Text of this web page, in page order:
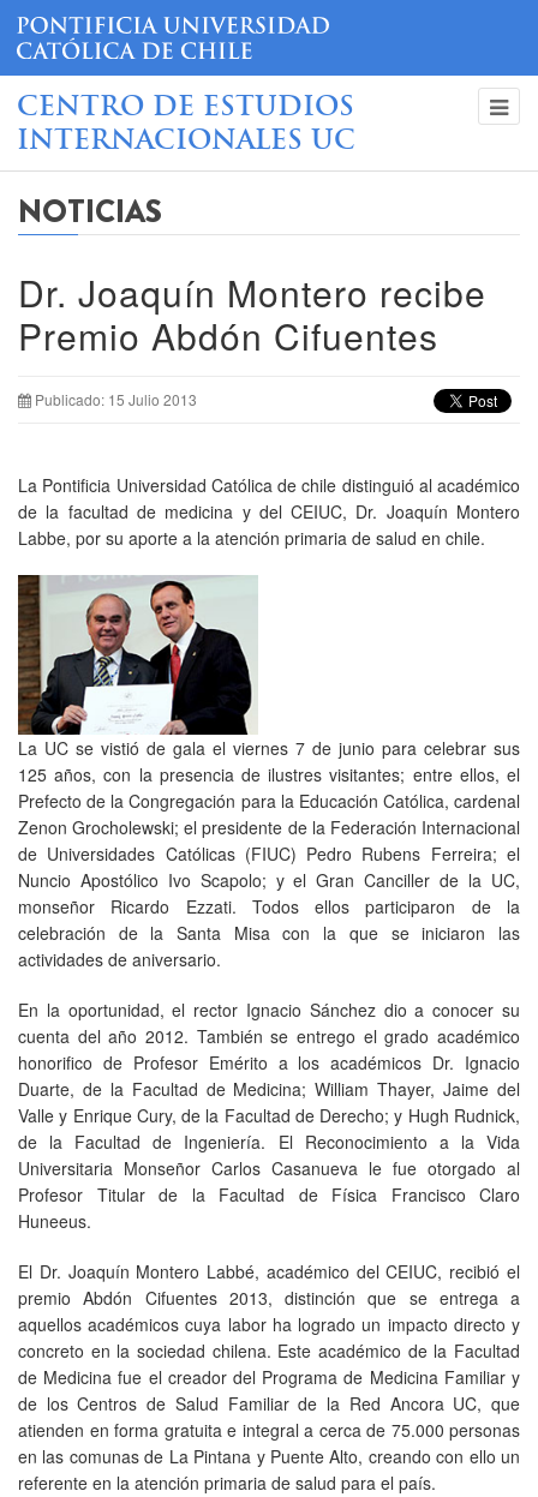
CENTRO DE ESTUDIOS
INTERNACIONALES UC
NOTICIAS
Dr. Joaquín Montero recibe
Premio Abdón Cifuentes
Publicado: 15 Julio 2013
La Pontificia Universidad Católica de chile distinguió al académico
de la facultad de medicina y del CEIUC, Dr. Joaquín Montero
Labbe, por su aporte a la atención primaria de salud en chile.
La UC se vistió de gala el viernes 7 de junio para celebrar sus
125 años, con la presencia de ilustres visitantes; entre ellos, el
Prefecto de la Congregación para la Educación Católica, cardenal
Zenon Grocholewski; el presidente de la Federación Internacional
de Universidades Católicas (FIUC) Pedro Rubens Ferreira; el
Nuncio Apostólico Ivo Scapolo; y el Gran Canciller de la UC,
monseñor Ricardo Ezzati. Todos ellos participaron de la
celebración de la Santa Misa con la que se iniciaron las
actividades de aniversario.
En la oportunidad, el rector Ignacio Sánchez dio a conocer su
cuenta del año 2012. También se entrego el grado académico
honorifico de Profesor Emérito a los académicos Dr. Ignacio
Duarte, de la Facultad de Medicina; William Thayer, Jaime del
Valle y Enrique Cury, de la Facultad de Derecho; y Hugh Rudnick,
de la Facultad de Ingeniería. El Reconocimiento a la Vida
Universitaria Monseñor Carlos Casanueva le fue otorgado al
Profesor Titular de la Facultad de Física Francisco Claro
Huneeus.
El Dr. Joaquín Montero Labbé, académico del CEIUC, recibió el
premio Abdón Cifuentes 2013, distinción que se entrega a
aquellos académicos cuya labor ha logrado un impacto directo y
concreto en la sociedad chilena. Este académico de la Facultad
de Medicina fue el creador del Programa de Medicina Familiar y
de los Centros de Salud Familiar de la Red Ancora UC, que
atienden en forma gratuita e integral a cerca de 75.000 personas
en las comunas de La Pintana y Puente Alto, creando con ello un
referente en la atención primaria de salud para el país.